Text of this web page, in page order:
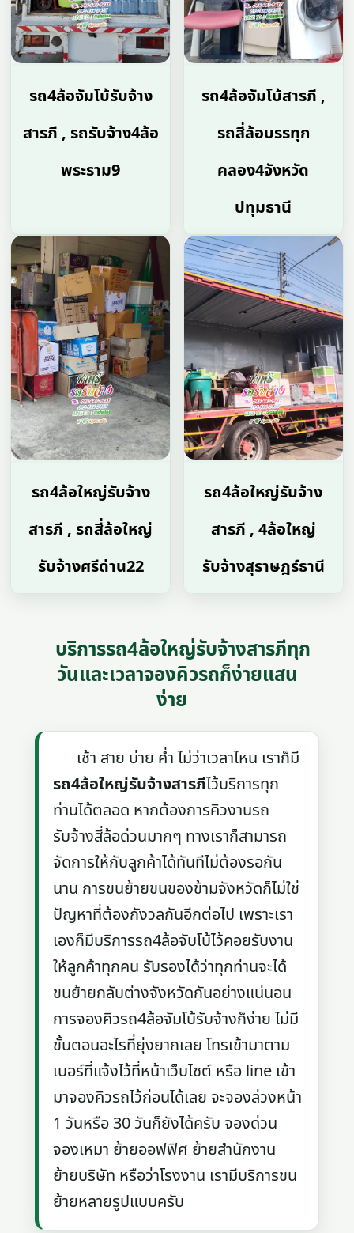
รถ4ล้อจัมโบ้รับจ้าง
สารภี , รถรับจ้าง4ล้อ
พระราม9
รถ4ล้อจัมโบ้สารภี ,
รถสี่ล้อบรรทุก
คลอง4จังหวัด
ปทุมธานี
รถ4ล้อใหญ่รับจ้าง
สารภี , รถสี่ล้อใหญ่
รับจ้างศรีด่าน22
รถ4ล้อใหญ่รับจ้าง
สารภี , 4ล้อใหญ่
รับจ้างสุราษฎร์ธานี
บริการรถ4ล้อใหญ่รับจ้างสารภีทุก
วันและเวลาจองคิวรถก็ง่ายแสน
ง่าย
เช้า สาย บ่าย ค่ำ ไม่ว่าเวลาไหน เราก็มี
รถ4ล้อใหญ่รับจ้างสารภีไว้บริการทุก
ท่านได้ตลอด หากต้องการคิวงานรถ
รับจ้างสี่ล้อด่วนมากๆ ทางเราก็สามารถ
จัดการให้กับลูกค้าได้ทันทีไม่ต้องรอกัน
นาน การขนย้ายขนของข้ามจังหวัดก็ไม่ใช่
ปัญหาที่ต้องกังวลกันอีกต่อไป เพราะเรา
เองก็มีบริการรถ4ล้อจับโบ้ไว้คอยรับงาน
ให้ลูกค้าทุกคน รับรองได้ว่าทุกท่านจะได้
ขนย้ายกลับต่างจังหวัดกันอย่างแน่นอน
การจองคิวรถ4ล้อจัมโบ้รับจ้างก็ง่าย ไม่มี
ขั้นตอนอะไรที่ยุ่งยากเลย โทรเข้ามาตาม
เบอร์ที่แจ้งไว้ที่หน้าเว็บไซต์ หรือ line เข้า
มาจองคิวรถไว้ก่อนได้เลย จะจองล่วงหน้า
1 วันหรือ 30 วันก็ยังได้ครับ จองด่วน
จองเหมา ย้ายออฟฟิศ ย้ายสำนักงาน
ย้ายบริษัท หรือว่าโรงงาน เรามีบริการขน
ย้ายหลายรูปแบบครับ